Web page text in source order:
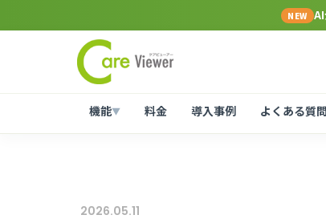
NEW
機能▼ 料金 導入事例 よくある質問
2026.05.11